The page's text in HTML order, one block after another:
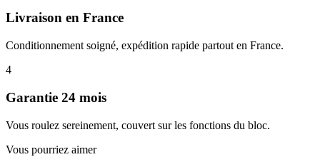
Livraison en France
Conditionnement soigné, expédition rapide partout en France.
4
Garantie 24 mois
Vous roulez sereinement, couvert sur les fonctions du bloc.
Vous pourriez aimer